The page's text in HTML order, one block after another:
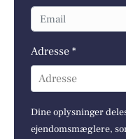
Adresse *
Adresse
Dine oplysninger
ejendomsmæglere,